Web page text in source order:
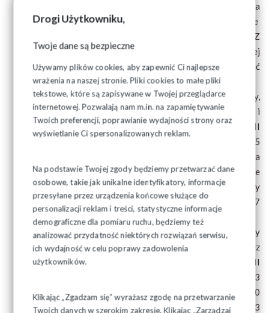
Drogi Użytkowniku,
Twoje dane są bezpieczne
Używamy plików cookies, aby zapewnić Ci najlepsze
wrażenia na naszej stronie. Pliki cookies to małe pliki
tekstowe, które są zapisywane w Twojej przeglądarce
internetowej. Pozwalają nam m.in. na zapamiętywanie
Twoich preferencji, poprawianie wydajności strony oraz
wyświetlanie Ci spersonalizowanych reklam.
Na podstawie Twojej zgody będziemy przetwarzać dane
osobowe, takie jak unikalne identyfikatory, informacje
przesyłane przez urządzenia końcowe służące do
personalizacji reklam i treści, statystyczne informacje
demograficzne dla pomiaru ruchu, będziemy też
analizować przydatność niektórych rozwiązań serwisu,
ich wydajność w celu poprawy zadowolenia
użytkowników.
Klikając „Zgadzam się” wyrażasz zgodę na przetwarzanie
Twoich danych w szerokim zakresie. Klikając „Zarządzaj
z 0,73 do 0,81 dla lekarza stażysty. To oznacza
najniższe wynagrodzenie od 1 lipca 2021 roku wyniesie
4 186 zł, obecnie jest to 3 772 zł, wzrost o 414 zł. MZ
nie przedstawiło zespołowi poziomy wynagrodzeń w tej
grupie w 2020 roku, a zatem nie można pokazać
realnego wzrostu.
z 1,05 do 1,06 dla farmaceuty, fizjoterapeuty,
diagnosty laboratoryjnego z wyższym wykształceniem i
specjalizacją. To oznacza najniższe wynagrodzenie w II
połowie 2021 roku wyniesie 5 478 zł, obecnie jest to 5
426 zł, wzrost o 52 zł. Według wyliczeń MZ ta grupa
zawodowa miała w styczniu 2020 r. wynagrodzenie
zasadnicze na poziomie 3 422 zł, a zatem realny
wzrost to 2036 zł (59,15 proc). W tej grupie jest 9 387
etatów.
z 0,73 do 0,81 dla farmaceuty, fizjoterapeuty, diagnosty
laboratoryjnego z wyższym wykształceniem, bez
specjalizacji. To oznacza najniższe wynagrodzenie w II
połowie 2021 roku wyniesie 4 186 zł, obecnie jest to 3
772 zł, wzrost o 414 zł. Z danych MZ wynika, że w 2020
roku w tej grupie wynagrodzenie zasadnicze wynosiło 3